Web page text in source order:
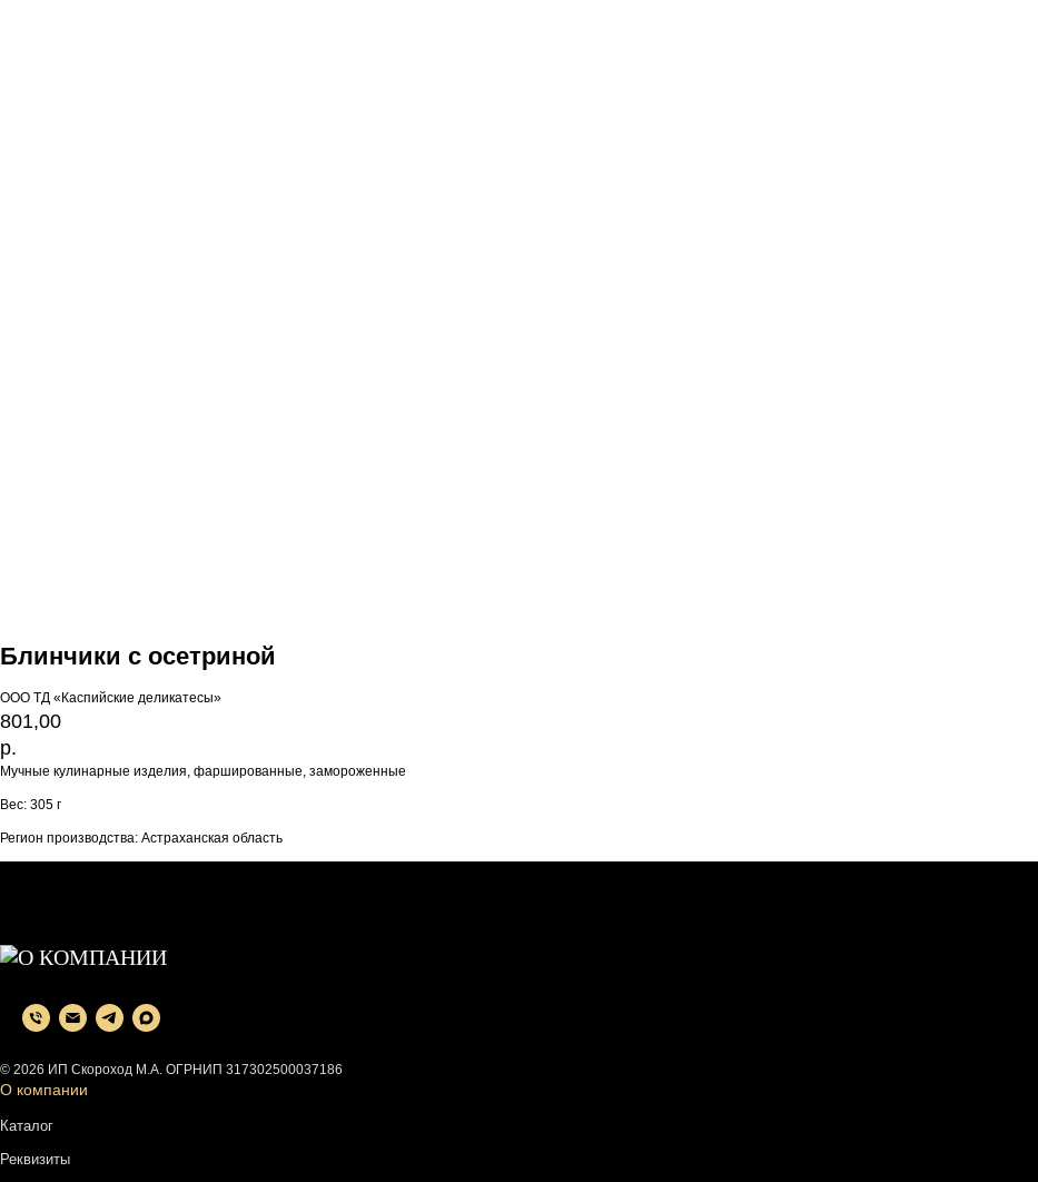
Блинчики с осетриной
ООО ТД «Каспийские деликатесы»
801,00
р.
Мучные кулинарные изделия, фаршированные, замороженные
Вес: 305 г
Регион производства: Астраханская область
© 2026 ИП Скороход М.А. ОГРНИП 317302500037186
О компании
Каталог
Реквизиты